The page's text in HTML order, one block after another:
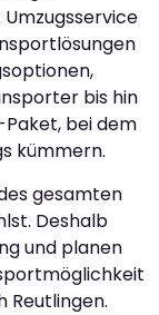
bis hin
bei dem
kümmern.
gesamten
Deshalb
und planen
Reutlingen.